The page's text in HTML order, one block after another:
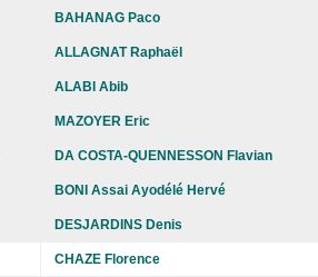
BAHANAG Paco
ALLAGNAT Raphaël
ALABI Abib
MAZOYER Eric
DA COSTA-QUENNESSON Flavian
BONI Assai Ayodélé Hervé
DESJARDINS Denis
CHAZE Florence